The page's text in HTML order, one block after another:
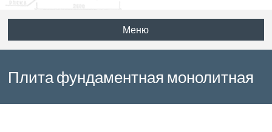
Меню
Плита фундаментная монолитная